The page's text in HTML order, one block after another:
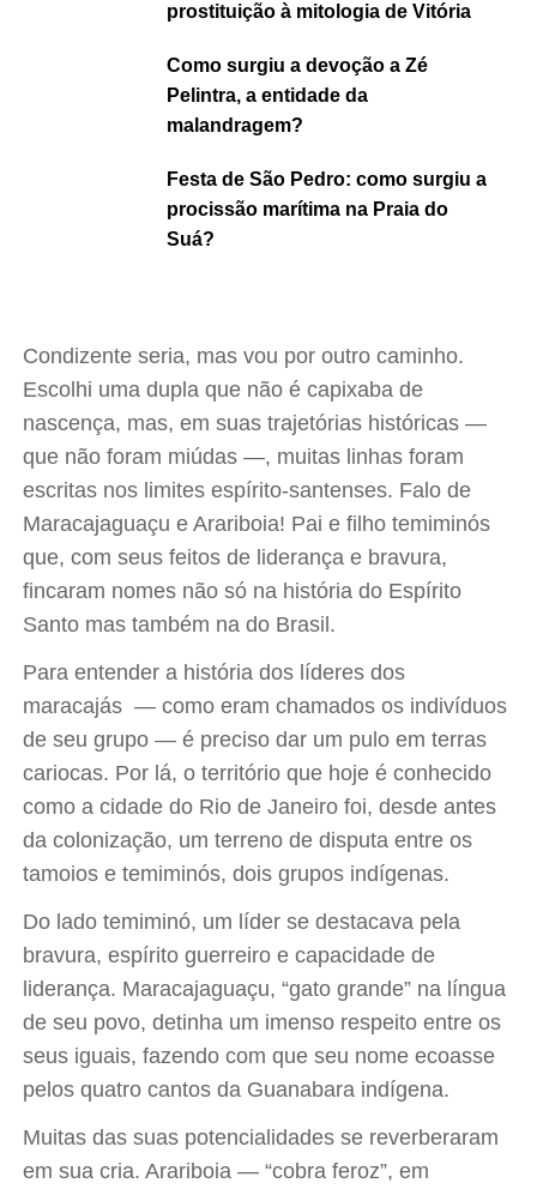
prostituição à mitologia de Vitória
Como surgiu a devoção a Zé
Pelintra, a entidade da
malandragem?
Festa de São Pedro: como surgiu a
procissão marítima na Praia do
Suá?
Condizente seria, mas vou por outro caminho.
Escolhi uma dupla que não é capixaba de
nascença, mas, em suas trajetórias históricas —
que não foram miúdas —, muitas linhas foram
escritas nos limites espírito-santenses. Falo de
Maracajaguaçu e Arariboia! Pai e filho temiminós
que, com seus feitos de liderança e bravura,
fincaram nomes não só na história do Espírito
Santo mas também na do Brasil.
Para entender a história dos líderes dos
maracajás — como eram chamados os indivíduos
de seu grupo — é preciso dar um pulo em terras
cariocas. Por lá, o território que hoje é conhecido
como a cidade do Rio de Janeiro foi, desde antes
da colonização, um terreno de disputa entre os
tamoios e temiminós, dois grupos indígenas.
Do lado temiminó, um líder se destacava pela
bravura, espírito guerreiro e capacidade de
liderança. Maracajaguaçu, “gato grande” na língua
de seu povo, detinha um imenso respeito entre os
seus iguais, fazendo com que seu nome ecoasse
pelos quatro cantos da Guanabara indígena.
Muitas das suas potencialidades se reverberaram
em sua cria. Arariboia — “cobra feroz”, em